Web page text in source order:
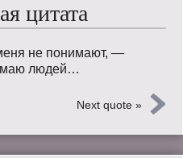
цитата
не понимают, —
людей…
Next quote »